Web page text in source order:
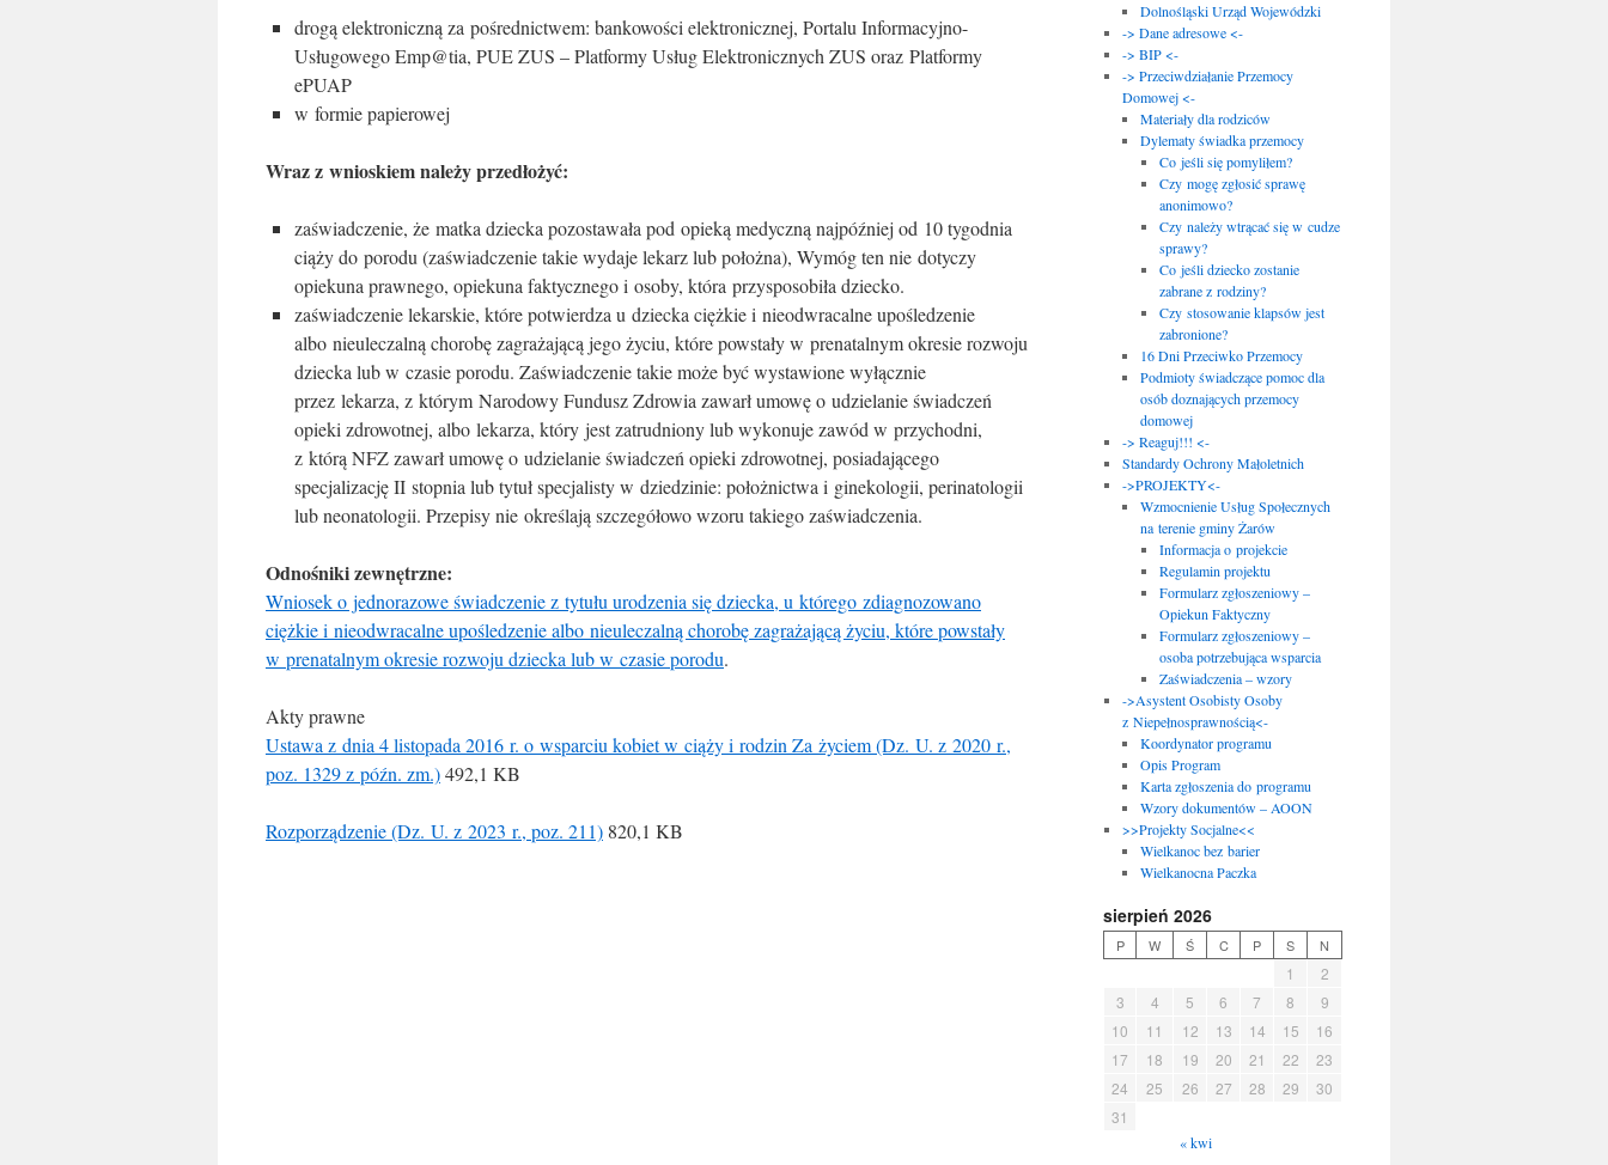
drogą elektroniczną za pośrednictwem: bankowości elektronicznej, Portalu Informacyjno-
Usługowego Emp@tia, PUE ZUS – Platformy Usług Elektronicznych ZUS oraz Platformy
ePUAP
w formie papierowej
Wraz z wnioskiem należy przedłożyć:
zaświadczenie, że matka dziecka pozostawała pod opieką medyczną najpóźniej od 10 tygodnia
ciąży do porodu (zaświadczenie takie wydaje lekarz lub położna), Wymóg ten nie dotyczy
opiekuna prawnego, opiekuna faktycznego i osoby, która przysposobiła dziecko.
zaświadczenie lekarskie, które potwierdza u dziecka ciężkie i nieodwracalne upośledzenie
albo nieuleczalną chorobę zagrażającą jego życiu, które powstały w prenatalnym okresie rozwoju
dziecka lub w czasie porodu. Zaświadczenie takie może być wystawione wyłącznie
przez lekarza, z którym Narodowy Fundusz Zdrowia zawarł umowę o udzielanie świadczeń
opieki zdrowotnej, albo lekarza, który jest zatrudniony lub wykonuje zawód w przychodni,
z którą NFZ zawarł umowę o udzielanie świadczeń opieki zdrowotnej, posiadającego
specjalizację II stopnia lub tytuł specjalisty w dziedzinie: położnictwa i ginekologii, perinatologii
lub neonatologii. Przepisy nie określają szczegółowo wzoru takiego zaświadczenia.
Odnośniki zewnętrzne:
Wniosek o jednorazowe świadczenie z tytułu urodzenia się dziecka, u którego zdiagnozowano
ciężkie i nieodwracalne upośledzenie albo nieuleczalną chorobę zagrażającą życiu, które powstały
w prenatalnym okresie rozwoju dziecka lub w czasie porodu.
Akty prawne
Ustawa z dnia 4 listopada 2016 r. o wsparciu kobiet w ciąży i rodzin Za życiem (Dz. U. z 2020 r.,
poz. 1329 z późn. zm.)492,1 KB
Rozporządzenie (Dz. U. z 2023 r., poz. 211) 820,1 KB
Dolnośląski Urząd Wojewódzki
-> Dane adresowe <-
-> BIP <-
-> Przeciwdziałanie Przemocy
Domowej <-
Materiały dla rodziców
Dylematy świadka przemocy
Co jeśli się pomyliłem?
Czy mogę zgłosić sprawę
anonimowo?
Czy należy wtrącać się w cudze
sprawy?
Co jeśli dziecko zostanie
zabrane z rodziny?
Czy stosowanie klapsów jest
zabronione?
16 Dni Przeciwko Przemocy
Podmioty świadczące pomoc dla
osób doznających przemocy
domowej
-> Reaguj!!! <-
Standardy Ochrony Małoletnich
->PROJEKTY<-
Wzmocnienie Usług Społecznych
na terenie gminy Żarów
Informacja o projekcie
Regulamin projektu
Formularz zgłoszeniowy –
Opiekun Faktyczny
Formularz zgłoszeniowy –
osoba potrzebująca wsparcia
Zaświadczenia – wzory
->Asystent Osobisty Osoby
z Niepełnosprawnością<-
Koordynator programu
Opis Program
Karta zgłoszenia do programu
Wzory dokumentów – AOON
>>Projekty Socjalne<<
Wielkanoc bez barier
Wielkanocna Paczka
sierpień 2026
P W Ś C P S N
1
2
3
4 5 6 7 8
9
10
11 12 13 14 15
16
17
18 19 20 21 22
23
24
25 26 27 28 29
30
31
« kwi